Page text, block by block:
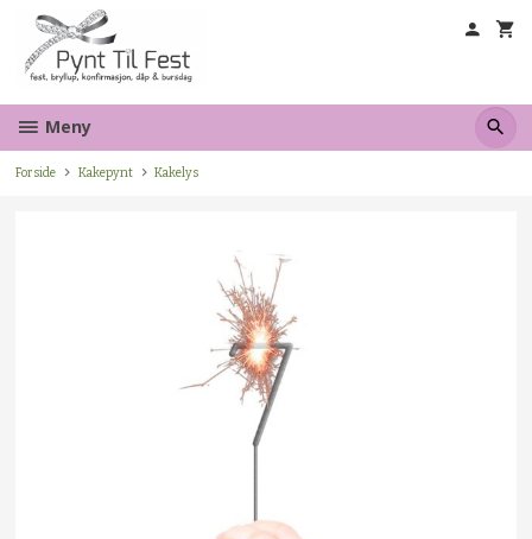
innholdet
Meny
Forside Kakepynt Kakelys